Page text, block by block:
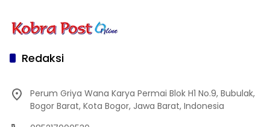
Redaksi
Perum Griya Wana Karya Permai Blok H1 No.9, Bubulak,
Bogor Barat, Kota Bogor, Jawa Barat, Indonesia